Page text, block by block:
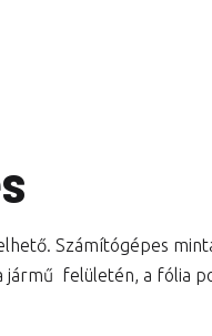
Számítógépes
felületén, a fólia